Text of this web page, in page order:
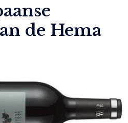
de Hema